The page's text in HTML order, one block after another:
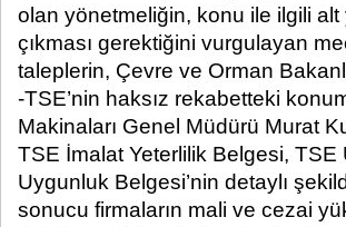
olan yönetmeliğin, konu ile ilgili alt
çıkması gerektiğini vurgulayan
taleplerin, Çevre ve Orman
-TSE’nin haksız rekabetteki
Makinaları Genel Müdürü Murat
TSE İmalat Yeterlilik Belgesi,
Uygunluk Belgesi’nin detaylı
sonucu firmaların mali ve cezai